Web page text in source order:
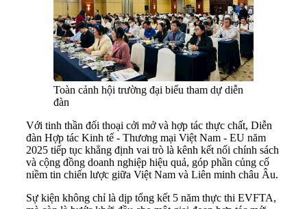
Toàn cảnh hội trường đại biểu tham dự diễn
đàn
Với tinh thần đối thoại cởi mở và hợp tác thực chất, Diễn
đàn Hợp tác Kinh tế - Thương mại Việt Nam - EU năm
2025 tiếp tục khẳng định vai trò là kênh kết nối chính sách
và cộng đồng doanh nghiệp hiệu quả, góp phần củng cố
niềm tin chiến lược giữa Việt Nam và Liên minh châu Âu.
Sự kiện không chỉ là dịp tổng kết 5 năm thực thi EVFTA,